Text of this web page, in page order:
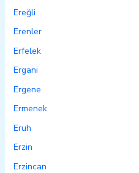
Ereğli
Erenler
Erfelek
Ergani
Ergene
Ermenek
Eruh
Erzin
Erzincan